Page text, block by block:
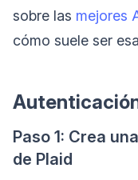
sobre las mejores
cómo suele ser
Paso 1: Crea
de Plaid